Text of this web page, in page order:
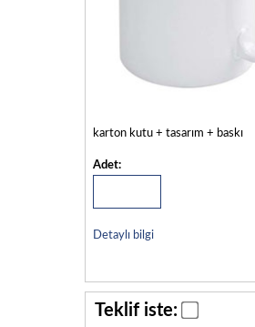
karton kutu + tasarım + baskı
Adet:
Detaylı bilgi
Teklif iste: